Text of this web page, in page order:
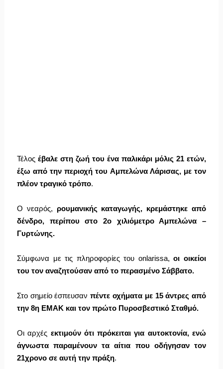
​Τέλος έβαλε στη ζωή του ένα παλικάρι μόλις 21 ετών,
έξω από την περιοχή του Αμπελώνα Λάρισας, με τον
πλέον τραγικό τρόπο.
Ο νεαρός, ρουμανικής καταγωγής, κρεμάστηκε από
δένδρο, περίπου στο 2ο χιλιόμετρο Αμπελώνα –
Γυρτώνης.
Σύμφωνα με τις πληροφορίες του onlarissa,οι οικείοι
του τον αναζητούσαν από το περασμένο Σάββατο.
Στο σημείο έσπευσανπέντε οχήματα με 15 άντρες από
την 8η ΕΜΑΚ και τον πρώτο Πυροσβεστικό Σταθμό.
Οι αρχές εκτιμούν ότι πρόκειται για αυτοκτονία, ενώ
άγνωστα παραμένουν τα αίτια που οδήγησαν τον
21χρονο σε αυτή την πράξη.